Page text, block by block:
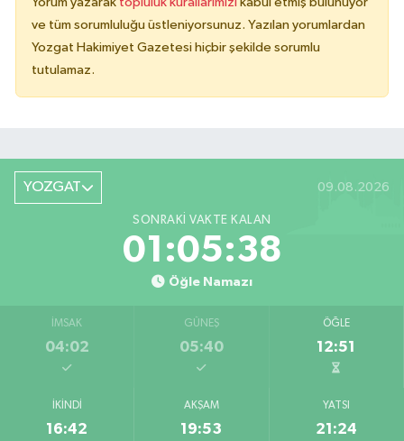
ve tüm sorumluluğu üstleniyorsunuz. Yazılan yorumlardan
Yozgat Hakimiyet Gazetesi hiçbir şekilde sorumlu
tutulamaz.
YOZGAT 09.08.2026
SONRAKI VAKTE KALAN
01:05:38
Öğle Namazı
İMSAK
04:02
GÜNEŞ
05:40
ÖĞLE
12:51
İKINDI
16:42
AKŞAM
19:53
YATSI
21:24